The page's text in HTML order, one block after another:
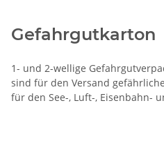
Gefahrgutkarton
1- und 2-wellige
sind für den Versand
für den See-, Luft-, Eisenbahn-